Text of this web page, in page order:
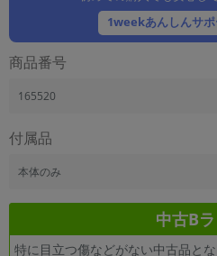
1weekあんしんサ
商品番号
165520
付属品
本体のみ
中古B
特に目立つ傷などがない中古品と
「5G対応」「防水」「ワンセグ」など
ドライブ
ドライブの絞り込み
ランク
「新品」「未使用」「中古」など
CPU
OSの絞り込み